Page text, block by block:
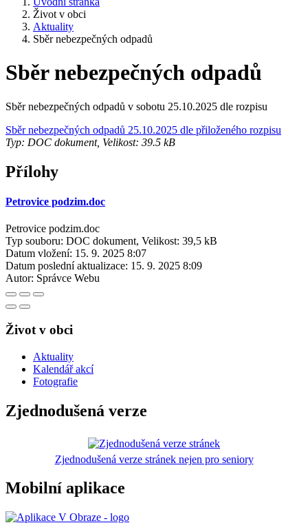
Život v obci
Aktuality
Sběr nebezpečných odpadů
Sběr nebezpečných odpadů
Sběr nebezpečných odpadů v sobotu 25.10.2025 dle rozpisu
Sběr nebezpečných odpadů 25.10.2025 dle přiloženého rozpisu
Typ: DOC dokument, Velikost: 39.5 kB
Přílohy
Petrovice podzim.doc
Petrovice podzim.doc
Typ souboru: DOC dokument, Velikost: 39,5 kB
Datum vložení: 15. 9. 2025 8:07
Datum poslední aktualizace: 15. 9. 2025 8:09
Autor: Správce Webu
Život v obci
Aktuality
Kalendář akcí
Fotografie
Zjednodušená verze
Zjednodušená verze stránek nejen pro seniory
Mobilní aplikace